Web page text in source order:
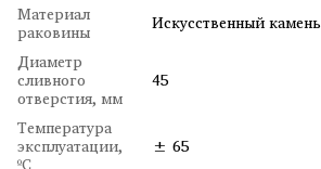
Материал
раковины
Искусственный камень
Диаметр
сливного
отверстия, мм
45
Температура
эксплуатации, ± 65